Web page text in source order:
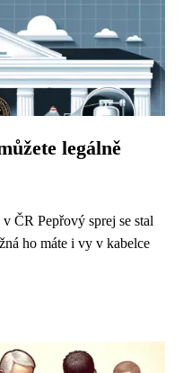
legálně
ČR Pepřový sprej se stal
ho máte i vy v kabelce